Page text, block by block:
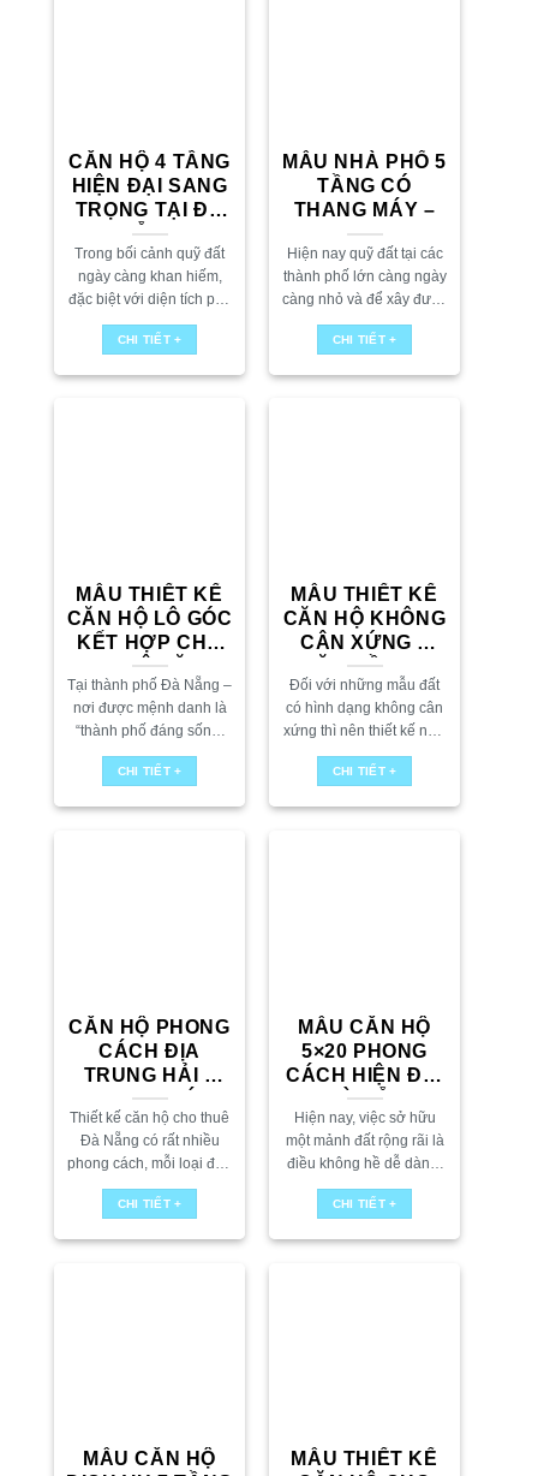
CĂN HỘ 4 TẦNG
HIỆN ĐẠI SANG
TRỌNG TẠI ĐÀ
NẴNG
Trong bối cảnh quỹ đất
ngày càng khan hiếm,
đặc biệt với diện tích phổ
biến chỉ khoảng 5x20m,
việc khai thác tối đa công
CHI TIẾT +
MẪU NHÀ PHỐ 5
TẦNG CÓ
THANG MÁY –
Hiện nay quỹ đất tại các
thành phố lớn càng ngày
càng nhỏ và để xây được
một căn nhà rộng rãi, đáp
ứng được đẩy đủ các khu
CHI TIẾT +
MẪU THIẾT KẾ
CĂN HỘ LÔ GÓC
KẾT HỢP CHO
THUÊ VĂN
PHÒNG
Tại thành phố Đà Nẵng –
nơi được mệnh danh là
“thành phố đáng sống”
của Việt Nam, nhu cầu về
căn hộ cho thuê kết hợp
CHI TIẾT +
MẪU THIẾT KẾ
CĂN HỘ KHÔNG
CÂN XỨNG –
MẶT TIỀN 9M
HẬU 15M
Đối với những mẫu đất
có hình dạng không cân
xứng thì nên thiết kế như
thế nào? Đây là một câu
hỏi cũng như một bài
CHI TIẾT +
CĂN HỘ PHONG
CÁCH ĐỊA
TRUNG HẢI –
PHƯƠNG ÁN
THIẾT KẾ CHO
KHÁCH ĐÀ
NẴNG
Thiết kế căn hộ cho thuê
Đà Nẵng có rất nhiều
phong cách, mỗi loại đều
mang đến những đặc
điểm và nét đặc trưng
CHI TIẾT +
MẪU CĂN HỘ
5×20 PHONG
CÁCH HIỆN ĐẠI
– ĐÀ NẴNG
Hiện nay, việc sở hữu
một mảnh đất rộng rãi là
điều không hề dễ dàng.
Thông thường, các chủ
đầu tư chỉ có trong tay
CHI TIẾT +
MẪU CĂN HỘ
MẪU THIẾT KẾ